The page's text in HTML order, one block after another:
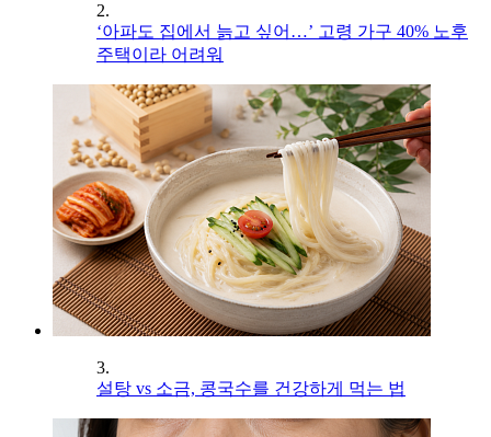
2.
‘아파도 집에서 늙고 싶어…’ 고령 가구 40% 노후
주택이라 어려워
3.
설탕 vs 소금, 콩국수를 건강하게 먹는 법